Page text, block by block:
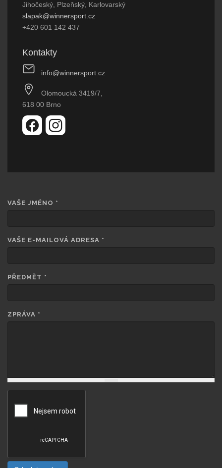
Jihočeský, Plzeňský, Karlovarský
slapak@winnersport.cz
+420 601 142 437
Kontakty
info@winnersport.cz
Olomoucká 3419/7,
618 00 Brno
VAŠE JMÉNO *
VAŠE E-MAILOVÁ ADRESA *
PŘEDMĚT *
ZPRÁVA *